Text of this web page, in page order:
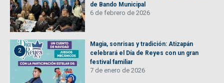
de Bando Municipal
6 de febrero de 2026
2
Magia, sonrisas y tradición: Atizapán
celebrará el Día de Reyes con un gran
festival familiar
7 de enero de 2026